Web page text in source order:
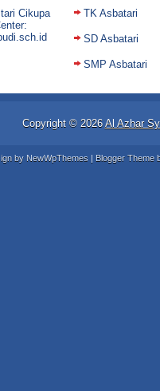
Cikupa
TK Asbatari
SD Asbatari
SMP Asbatari
Copyright © 2026 Al Azhar
by NewWpThemes | Blogger Theme